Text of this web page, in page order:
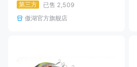
第三方
已售 2,509
傲湖官方旗舰店